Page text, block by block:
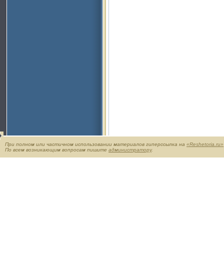
При полном или частичном использовании материалов гиперссылка на «Reshetoria.ru»
По всем возникающим вопросам пишите администратору.